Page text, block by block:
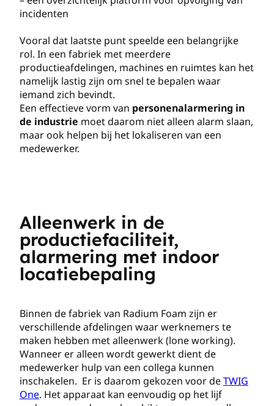
incidenten
Vooral dat laatste punt speelde een belangrijke
rol. In een fabriek met meerdere
productieafdelingen, machines en ruimtes kan het
namelijk lastig zijn om snel te bepalen waar
iemand zich bevindt.
Een effectieve vorm van personenalarmering in
de industrie moet daarom niet alleen alarm slaan,
maar ook helpen bij het lokaliseren van een
medewerker.
Alleenwerk in de
productiefaciliteit,
alarmering met indoor
locatiebepaling
Binnen de fabriek van Radium Foam zijn er
verschillende afdelingen waar werknemers te
maken hebben met alleenwerk (lone working).
Wanneer er alleen wordt gewerkt dient de
medewerker hulp van een collega kunnen
inschakelen. Er is daarom gekozen voor deTWIG
One. Het apparaat kan eenvoudig op het lijf